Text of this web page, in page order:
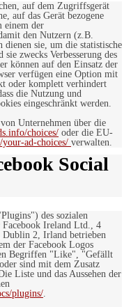
auf dem Zugriffsgerät
auf das Gerät bezogene
einem der
den Nutzern (z.B.
sie, um die statistische
zwecks Verbesserung des
können auf den Einsatz der
verfügen eine Option mit
oder komplett verhindert
die Nutzung und
eingeschränkt werden.
Unternehmen über die
choices/ oder die EU-
ad-choices/ verwalten.
Social
des sozialen
Facebook Ireland Ltd., 4
Dublin 2, Irland betrieben
der Facebook Logos
Begriffen "Like", "Gefällt
sind mit dem Zusatz
Liste und das Aussehen der
plugins/.